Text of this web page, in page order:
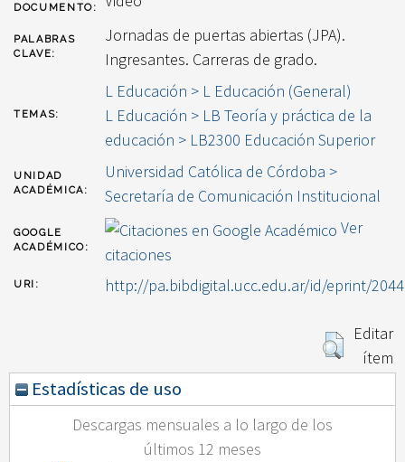
DOCUMENTO:
PALABRAS
CLAVE:
Jornadas de puertas abiertas (JPA).
Ingresantes. Carreras de grado.
TEMAS:
L Educación > L Educación (General)
L Educación > LB Teoría y práctica de la
educación > LB2300 Educación Superior
UNIDAD
ACADÉMICA:
Universidad Católica de Córdoba >
Secretaría de Comunicación Institucional
GOOGLE
ACADÉMICO:
Ver
citaciones
URI: http://pa.bibdigital.ucc.edu.ar/id/eprint/2044
Editar
ítem
Estadísticas de uso
Descargas mensuales a lo largo de los
últimos 12 meses